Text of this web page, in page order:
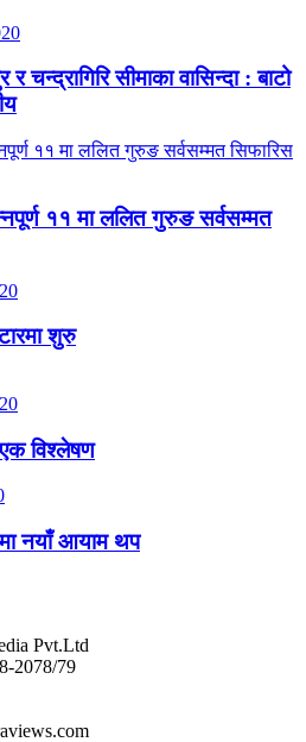
र चन्द्रागिरि सीमाका वासिन्दा : बाटो
११ मा ललित गुरुङ सर्वसम्मत
शुरु
एक विश्लेषण
नयाँ आयाम थप
Pvt.Ltd
2078/79